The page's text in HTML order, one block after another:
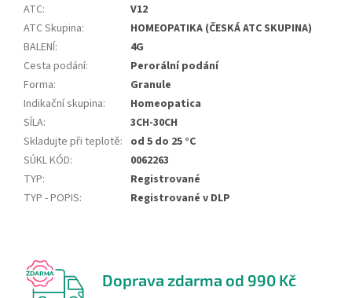
ATC:
V12
ATC Skupina:
HOMEOPATIKA (ČESKÁ ATC SKUPINA)
BALENÍ:
4G
Cesta podání:
Perorální podání
Forma:
Granule
Indikační skupina:
Homeopatica
SÍLA:
3CH-30CH
Skladujte při teplotě: od 5 do 25 °C
SÚKL KÓD:
0062263
TYP:
Registrované
TYP - POPIS: Registrované v DLP
Doprava zdarma od 990 Kč